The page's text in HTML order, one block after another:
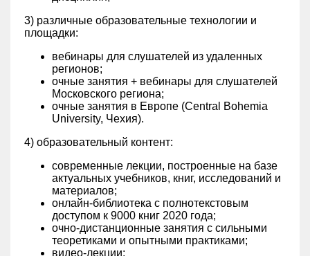
3) различные образовательные технологии и
площадки:
вебинары для слушателей из удаленных
регионов;
очные занятия + вебинары для слушателей
Московского региона;
очные занятия в Европе (Central Bohemia
University, Чехия).
4) образовательный контент:
современные лекции, построенные на базе
актуальных учебников, книг, исследований и
материалов;
онлайн-библиотека с полнотекстовым
доступом к 9000 книг 2020 года;
очно-дистанционные занятия с сильными
теоретиками и опытными практиками;
видео-лекции;